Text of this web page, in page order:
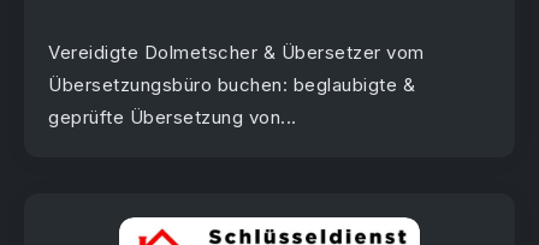
Vereidigte Dolmetscher & Übersetzer vom
Übersetzungsbüro buchen: beglaubigte &
geprüfte Übersetzung von...